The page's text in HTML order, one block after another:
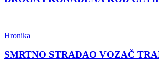
Hronika
SMRTNO STRADAO VOZAČ